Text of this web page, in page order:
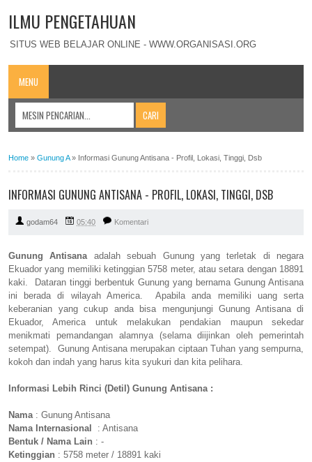
ILMU PENGETAHUAN
SITUS WEB BELAJAR ONLINE - WWW.ORGANISASI.ORG
MENU
Home » Gunung A» Informasi Gunung Antisana - Profil, Lokasi, Tinggi, Dsb
INFORMASI GUNUNG ANTISANA - PROFIL, LOKASI, TINGGI, DSB
godam64 05:40 Komentari
Gunung Antisanaadalah sebuah Gunung yang terletak di negara
Ekuador yang memiliki ketinggian 5758 meter, atau setara dengan 18891
kaki. Dataran tinggi berbentuk Gunung yang bernama Gunung Antisana
ini berada di wilayah America. Apabila anda memiliki uang serta
keberanian yang cukup anda bisa mengunjungi Gunung Antisana di
Ekuador, America untuk melakukan pendakian maupun sekedar
menikmati pemandangan alamnya (selama diijinkan oleh pemerintah
setempat). Gunung Antisana merupakan ciptaan Tuhan yang sempurna,
kokoh dan indah yang harus kita syukuri dan kita pelihara.
Informasi Lebih Rinci (Detil) Gunung Antisana :
Nama: Gunung Antisana
Nama Internasional
: Antisana
Bentuk / Nama Lain : -
Ketinggian : 5758 meter / 18891 kaki